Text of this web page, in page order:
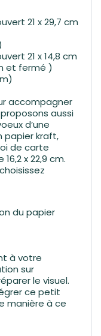
21 x 29,7 cm
21 x 14,8 cm
et fermé )
accompagner
proposons aussi
d’une
papier kraft,
de carte
x 22,9 cm.
du papier
à votre
sur
le visuel.
ce petit
manière à ce